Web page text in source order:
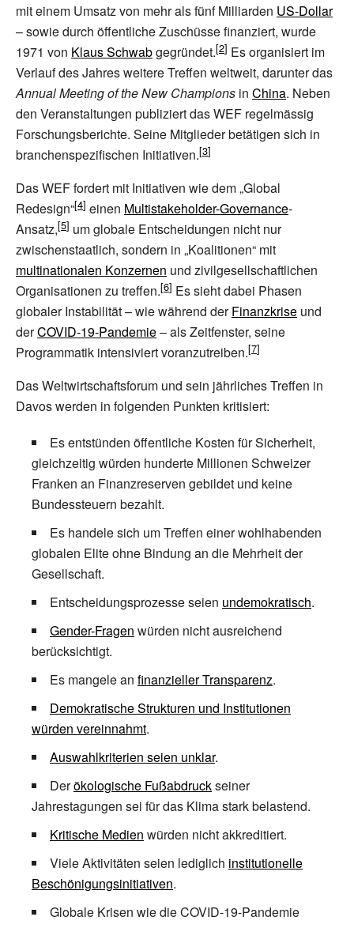
mit einem Umsatz von mehr als fünf Milliarden US-Dollar
– sowie durch öffentliche Zuschüsse finanziert, wurde
1971 von Klaus Schwabgegründet.
Es organisiert im
Verlauf des Jahres weitere Treffen weltweit, darunter das
Annual Meeting of the New Champions in China. Neben
den Veranstaltungen publiziert das WEF regelmässig
Forschungsberichte. Seine Mitglieder betätigen sich in
branchenspezifischen Initiativen.
Das WEF fordert mit Initiativen wie dem „Global
Redesign“
einen Multistakeholder-Governance-
Ansatz,
um globale Entscheidungen nicht nur
zwischenstaatlich, sondern in „Koalitionen“ mit
multinationalen Konzernen und zivilgesellschaftlichen
Organisationen zu treffen.
Es sieht dabei Phasen
globaler Instabilität – wie während derFinanzkrise und
derCOVID-19-Pandemie– als Zeitfenster, seine
Programmatik intensiviert voranzutreiben.
Das Weltwirtschaftsforum und sein jährliches Treffen in
Davos werden in folgenden Punkten kritisiert:
Es entstünden öffentliche Kosten für Sicherheit,
gleichzeitig würden hunderte Millionen Schweizer
Franken an Finanzreserven gebildet und keine
Bundessteuern bezahlt.
Es handele sich um Treffen einer wohlhabenden
globalen Elite ohne Bindung an die Mehrheit der
Gesellschaft.
Entscheidungsprozesse seien undemokratisch.
Gender-Fragen würden nicht ausreichend
berücksichtigt.
Es mangele an finanzieller Transparenz.
Demokratische Strukturen und Institutionen
würden vereinnahmt.
Auswahlkriterien seien unklar.
Derökologische Fußabdruckseiner
Jahrestagungen sei für das Klima stark belastend.
Kritische Medien würden nicht akkreditiert.
Viele Aktivitäten seien lediglich institutionelle
Beschönigungsinitiativen.
Globale Krisen wie die COVID-19-Pandemie